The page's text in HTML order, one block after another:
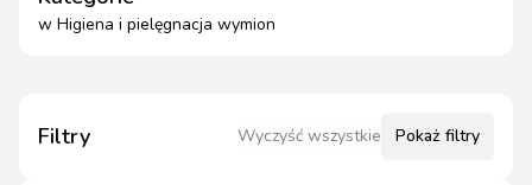
w Higiena i pielęgnacja wymion
Filtry Wyczyść wszystkie Pokaż filtry